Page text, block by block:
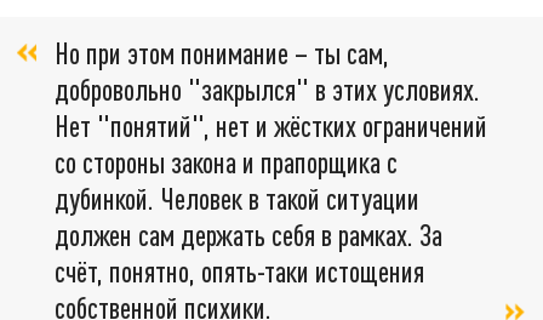
Но при этом понимание – ты сам,
добровольно "закрылся" в этих условиях.
Нет "понятий", нет и жёстких ограничений
со стороны закона и прапорщика с
дубинкой. Человек в такой ситуации
должен сам держать себя в рамках. За
счёт, понятно, опять-таки истощения
собственной психики.